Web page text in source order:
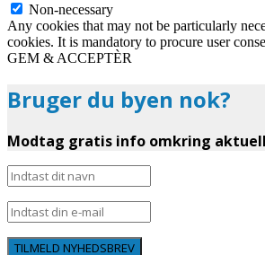
Non-necessary
Any cookies that may not be particularly
cookies. It is mandatory to procure user
GEM & ACCEPTÈR
Bruger du byen nok?
Modtag gratis info omkring
TILMELD NYHEDSBREV